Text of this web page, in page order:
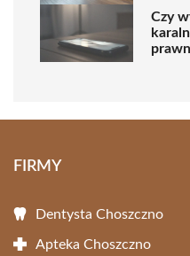
Czy
FIRMY
Dentysta Choszczno
Apteka Choszczno